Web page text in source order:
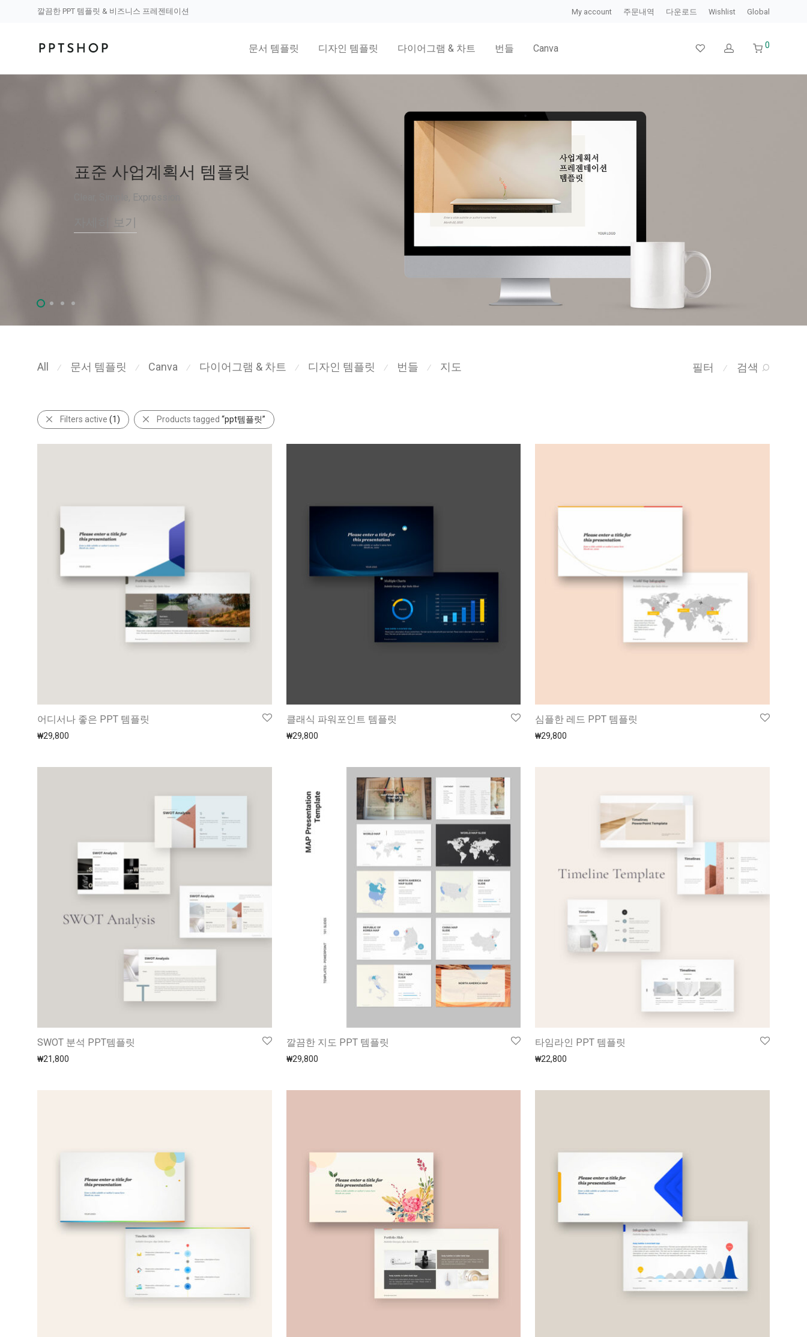
깔끔한 PPT 템플릿 & 비즈니스 프레젠테이션 My account 주문내역 다운로드 Wishlist Global
문서 템플릿 디자인 템플릿 다이어그램 & 차트 번들 Canva 0
자세히 보기
필터 ⁄ 검색
All ⁄ 문서 템플릿 ⁄ Canva ⁄ 다이어그램 & 차트 ⁄ 디자인 템플릿 ⁄ 번들 ⁄ 지도
Filters active (1) Products tagged “ppt템플릿”
어디서나 좋은 PPT 템플릿
₩29,800
클래식 파워포인트 템플릿
₩29,800
심플한 레드 PPT 템플릿
₩29,800
SWOT 분석 PPT템플릿
₩21,800
깔끔한 지도 PPT 템플릿
₩29,800
타임라인 PPT 템플릿
₩22,800